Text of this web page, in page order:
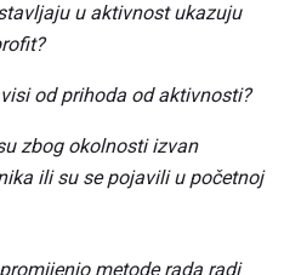
u aktivnost ukazuju
od prihoda od aktivnosti?
zbog okolnosti izvan
ili su se pojavili u početnoj
metode rada radi